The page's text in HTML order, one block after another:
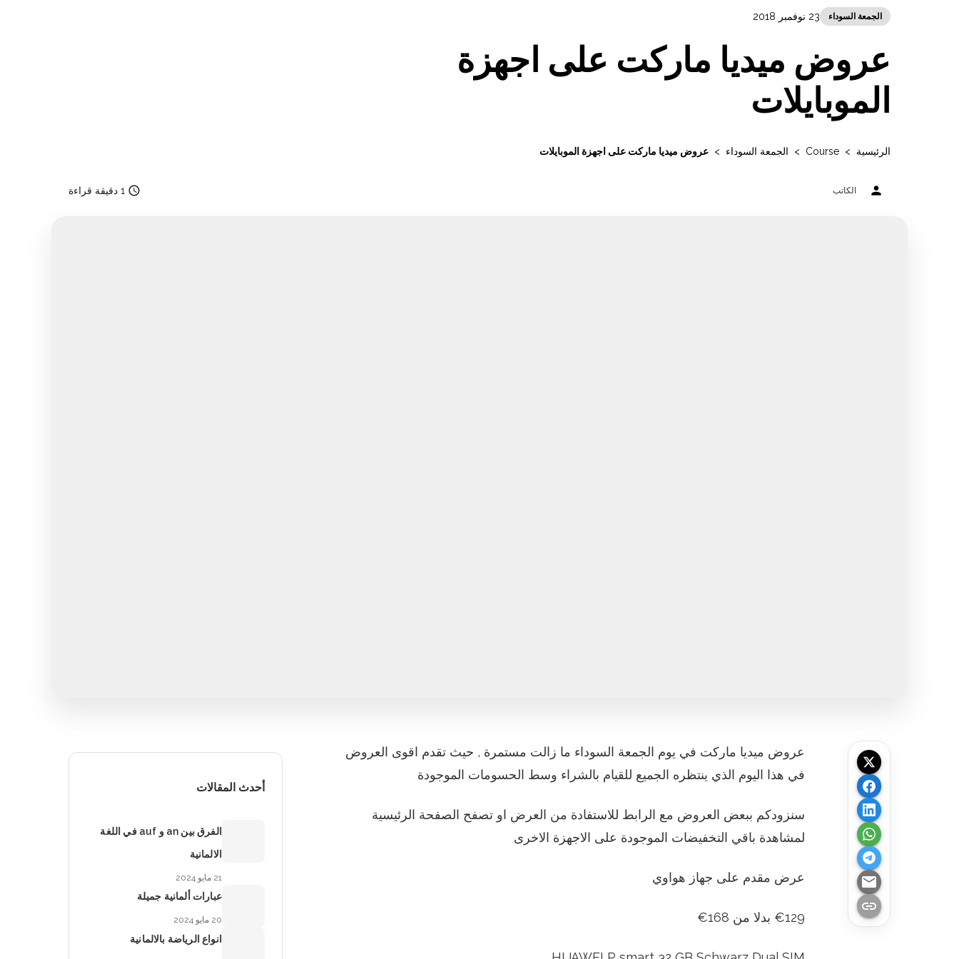
الجمعة السوداء 23 نوفمبر 2018
عروض ميديا ماركت على اجهزة
الموبايلات
الرئيسية >
Course
> الجمعة السوداء > عروض ميديا ماركت على اجهزة الموبايلات
person الكاتب access_time 1 دقيقة قراءة
email
link
عروض ميديا ماركت في يوم الجمعة السوداء ما زالت مستمرة , حيث تقدم اقوى العروض
في هذا اليوم الذي ينتظره الجميع للقيام بالشراء وسط الحسومات الموجودة
سنزودكم ببعض العروض مع الرابط للاستفادة من العرض او تصفح الصفحة الرئيسية
لمشاهدة باقي التخفيضات الموجودة على الاجهزة الاخرى
عرض مقدم على جهاز هواوي
€129 بدلا من 168 €
أحدث المقالات
الفرق بين an و auf في اللغة
الالمانية
21 مايو 2024
عبارات ألمانية جميلة
20 مايو 2024
انواع الرياضة بالالمانية